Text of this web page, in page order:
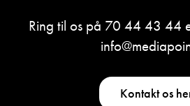
Ring til os på 70 44 43 44
Kontakt os